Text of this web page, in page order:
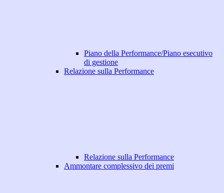
Piano della Performance/Piano esecutivo
di gestione
Relazione sulla Performance
Relazione sulla Performance
Ammontare complessivo dei premi